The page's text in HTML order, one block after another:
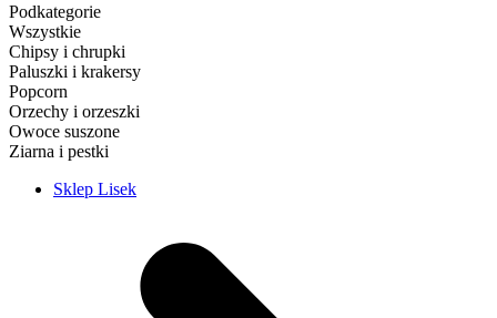
Podkategorie
Wszystkie
Chipsy i chrupki
Paluszki i krakersy
Popcorn
Orzechy i orzeszki
Owoce suszone
Ziarna i pestki
Sklep Lisek